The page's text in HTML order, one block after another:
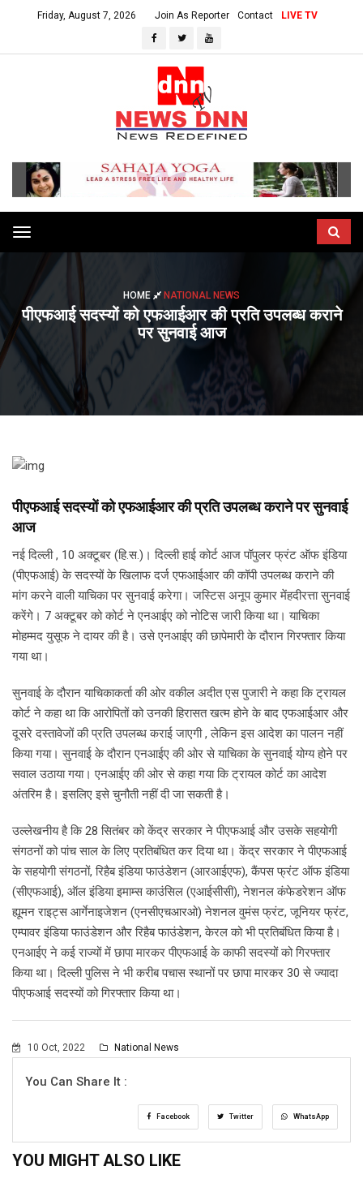
Friday, August 7, 2026 Join As Reporter Contact LIVE TV
Toggle
navigation
HOME NATIONAL NEWS
पीएफआई सदस्यों को एफआईआर की प्रति उपलब्ध कराने
पर सुनवाई आज
पीएफआई सदस्यों को एफआईआर की प्रति उपलब्ध कराने पर सुनवाई
आज
नई दिल्ली , 10 अक्टूबर (हि.स.)। दिल्ली हाई कोर्ट आज पॉपुलर फ्रंट ऑफ इंडिया
(पीएफआई) के सदस्यों के खिलाफ दर्ज एफआईआर की कॉपी उपलब्ध कराने की
मांग करने वाली याचिका पर सुनवाई करेगा। जस्टिस अनूप कुमार मेंहदीरत्ता सुनवाई
करेंगे। 7 अक्टूबर को कोर्ट ने एनआईए को नोटिस जारी किया था। याचिका
मोहम्मद युसूफ ने दायर की है। उसे एनआईए की छापेमारी के दौरान गिरफ्तार किया
गया था।
सुनवाई के दौरान याचिकाकर्ता की ओर वकील अदीत एस पुजारी ने कहा कि ट्रायल
कोर्ट ने कहा था कि आरोपितों को उनकी हिरासत खत्म होने के बाद एफआईआर और
दूसरे दस्तावेजों की प्रति उपलब्ध कराई जाएगी , लेकिन इस आदेश का पालन नहीं
किया गया। सुनवाई के दौरान एनआईए की ओर से याचिका के सुनवाई योग्य होने पर
सवाल उठाया गया। एनआईए की ओर से कहा गया कि ट्रायल कोर्ट का आदेश
अंतरिम है। इसलिए इसे चुनौती नहीं दी जा सकती है।
उल्लेखनीय है कि 28 सितंबर को केंद्र सरकार ने पीएफआई और उसके सहयोगी
संगठनों को पांच साल के लिए प्रतिबंधित कर दिया था। केंद्र सरकार ने पीएफआई
के सहयोगी संगठनों, रिहैब इंडिया फाउंडेशन (आरआईएफ), कैंपस फ्रंट ऑफ इंडिया
(सीएफआई), ऑल इंडिया इमाम्स काउंसिल (एआईसीसी), नेशनल कंफेडरेशन ऑफ
ह्यूमन राइट्स आर्गेनाइजेशन (एनसीएचआरओ) नेशनल वुमंस फ्रंट, जूनियर फ्रंट,
एम्पावर इंडिया फाउंडेशन और रिहैब फाउंडेशन, केरल को भी प्रतिबंधित किया है।
एनआईए ने कई राज्यों में छापा मारकर पीएफआई के काफी सदस्यों को गिरफ्तार
किया था। दिल्ली पुलिस ने भी करीब पचास स्थानों पर छापा मारकर 30 से ज्यादा
पीएफआई सदस्यों को गिरफ्तार किया था।
10 Oct, 2022 National News
You Can Share It :
Facebook Twitter WhatsApp
YOU MIGHT ALSO LIKE